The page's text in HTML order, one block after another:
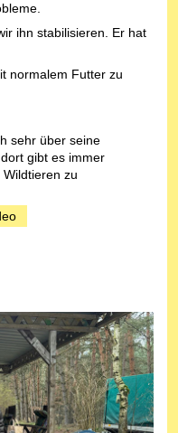
ihn stabilisieren. Er hat
normalem Futter zu
sehr über seine
gibt es immer
zu